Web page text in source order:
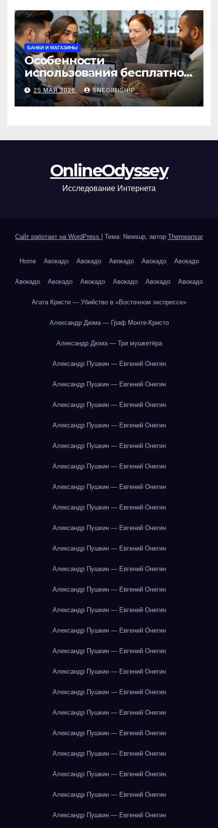
БАНКИ И МАГАЗИНЫ
Особенности
использования бесплатной
версии программ для
автоматизации и
управления предприятием
25 МАЯ 2026 SNEGIRISHIP_
OnlineOdyssey
Исследование Интернета
Сайт работает на WordPress Тема: Newsup, автор Themeansar
Home Авокадо Авокадо Авокадо Авокадо Авокадо
Авокадо Авокадо Авокадо Авокадо Авокадо Авокадо
Агата Кристи — Убийство в «Восточном экспрессе»
Александр Дюма — Граф Монте-Кристо
Александр Дюма — Три мушкетёра
Александр Пушкин — Евгений Онегин
Александр Пушкин — Евгений Онегин
Александр Пушкин — Евгений Онегин
Александр Пушкин — Евгений Онегин
Александр Пушкин — Евгений Онегин
Александр Пушкин — Евгений Онегин
Александр Пушкин — Евгений Онегин
Александр Пушкин — Евгений Онегин
Александр Пушкин — Евгений Онегин
Александр Пушкин — Евгений Онегин
Александр Пушкин — Евгений Онегин
Александр Пушкин — Евгений Онегин
Александр Пушкин — Евгений Онегин
Александр Пушкин — Евгений Онегин
Александр Пушкин — Евгений Онегин
Александр Пушкин — Евгений Онегин
Александр Пушкин — Евгений Онегин
Александр Пушкин — Евгений Онегин
Александр Пушкин — Евгений Онегин
Александр Пушкин — Евгений Онегин
Александр Пушкин — Евгений Онегин
Александр Пушкин — Евгений Онегин
Александр Пушкин — Евгений Онегин